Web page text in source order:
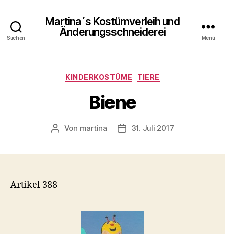
Suchen
Martina´s Kostümverleih und
Änderungsschneiderei
Menü
Kategorien
KINDERKOSTÜME TIERE
Biene
Beitragsautor
Von martina Beitragsdatum
31. Juli 2017
Artikel 388